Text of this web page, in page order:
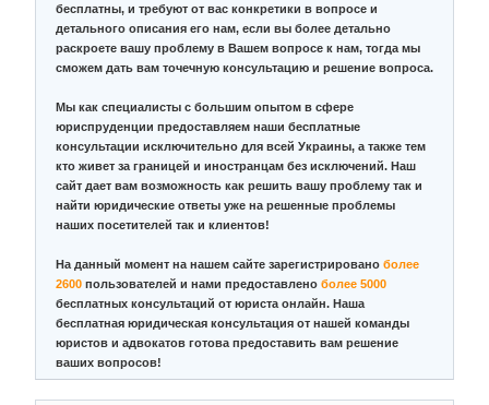
бесплатны, и требуют от вас конкретики в вопросе и
детального описания его нам, если вы более детально
раскроете вашу проблему в Вашем вопросе к нам, тогда мы
сможем дать вам точечную консультацию и решение вопроса.
Мы как специалисты с большим опытом в сфере
юриспруденции предоставляем наши бесплатные
консультации исключительно для всей Украины, а также тем
кто живет за границей и иностранцам без исключений. Наш
сайт дает вам возможность как решить вашу проблему так и
найти юридические ответы уже на решенные проблемы
наших посетителей так и клиентов!
На данный момент на нашем сайте зарегистрировано более
2600 пользователей и нами предоставлено более 5000
бесплатных консультаций от юриста онлайн. Наша
бесплатная юридическая консультация от нашей команды
юристов и адвокатов готова предоставить вам решение
ваших вопросов!